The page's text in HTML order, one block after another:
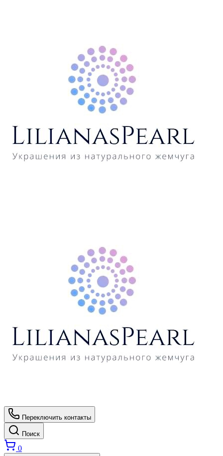
Переключить контакты
Поиск
0